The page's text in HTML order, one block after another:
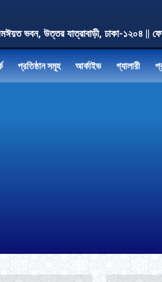
জমঈয়ত ভবন, উত্তর যাত্রাবাড়ী,
প্রতিষ্ঠান সমূহ আর্কাইভ গ্যালারী